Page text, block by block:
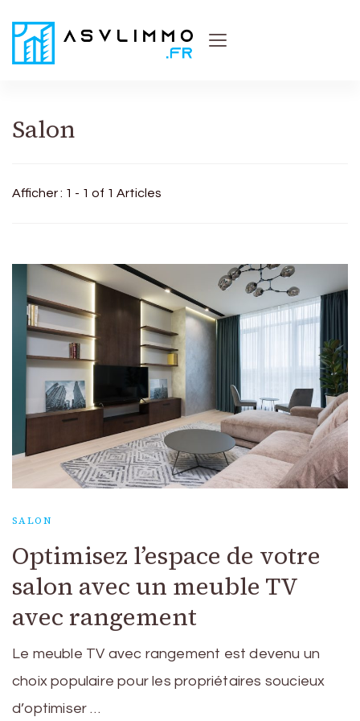
Salon
Afficher : 1 - 1 of 1 Articles
SALON
Optimisez l’espace de votre
salon avec un meuble TV
avec rangement
Le meuble TV avec rangement est devenu un
choix populaire pour les propriétaires soucieux
d’optimiser …